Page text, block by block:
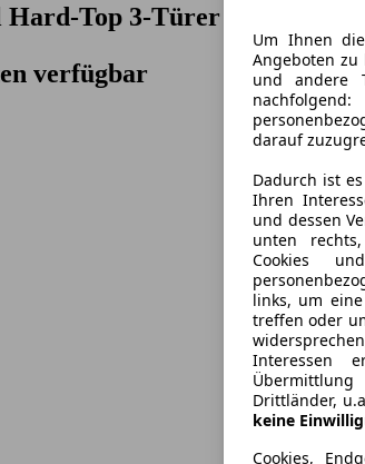
Hard-Top 3-Türer
verfügbar
Um Ihnen
Angeboten
und andere
darauf
Dadurch ist
Ihren
und dessen
unten
Cookies
links, um
treffen oder
Interessen
Drittländer,
keine
Cookies,